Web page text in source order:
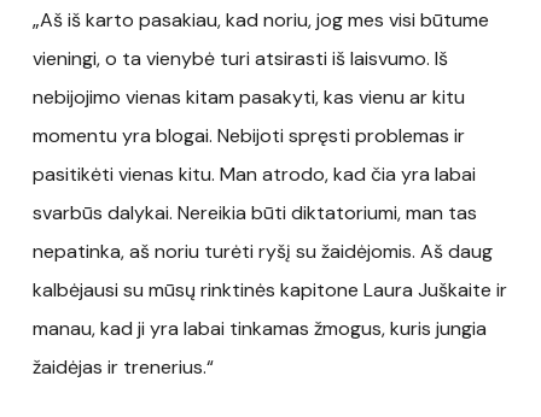
„Aš iš karto pasakiau, kad noriu, jog mes visi būtume
vieningi, o ta vienybė turi atsirasti iš laisvumo. Iš
nebijojimo vienas kitam pasakyti, kas vienu ar kitu
momentu yra blogai. Nebijoti spręsti problemas ir
pasitikėti vienas kitu. Man atrodo, kad čia yra labai
svarbūs dalykai. Nereikia būti diktatoriumi, man tas
nepatinka, aš noriu turėti ryšį su žaidėjomis. Aš daug
kalbėjausi su mūsų rinktinės kapitone Laura Juškaite ir
manau, kad ji yra labai tinkamas žmogus, kuris jungia
žaidėjas ir trenerius.“